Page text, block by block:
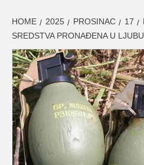
HOME 2025 PROSINAC 17
SREDSTVA PRONAĐENA U